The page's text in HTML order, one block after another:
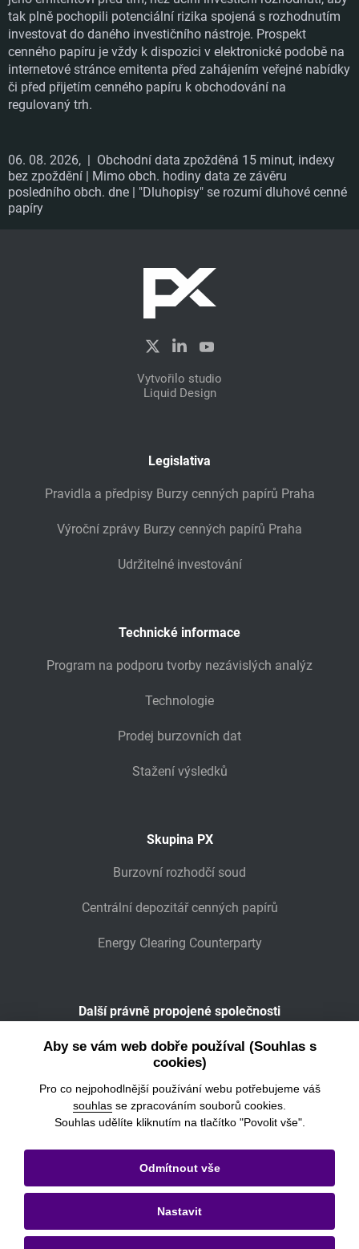
tak plně pochopili potenciální rizika spojená s rozhodnutím
investovat do daného investičního nástroje. Prospekt
cenného papíru je vždy k dispozici v elektronické podobě na
internetové stránce emitenta před zahájením veřejné nabídky
či před přijetím cenného papíru k obchodování na
regulovaný trh.
06. 08. 2026, | Obchodní data zpožděná 15 minut, indexy
bez zpoždění | Mimo obch. hodiny data ze závěru
posledního obch. dne | "Dluhopisy" se rozumí dluhové cenné
papíry
Vytvořilo studio
Liquid Design
Legislativa
Pravidla a předpisy Burzy cenných papírů Praha
Výroční zprávy Burzy cenných papírů Praha
Udržitelné investování
Technické informace
Program na podporu tvorby nezávislých analýz
Technologie
Prodej burzovních dat
Stažení výsledků
Skupina PX
Burzovní rozhodčí soud
Centrální depozitář cenných papírů
Energy Clearing Counterparty
Další právně propojené společnosti
Wiener Börse
Právní informace
Nastavení cookies
Ochrana osobních údajů a cookies
Aby se vám web dobře používal (Souhlas s
cookies)
Pro co nejpohodlnější používání webu potřebujeme váš
souhlas se zpracováním souborů cookies.
Souhlas udělíte kliknutím na tlačítko "Povolit vše".
Nastavit
Odmítnout vše